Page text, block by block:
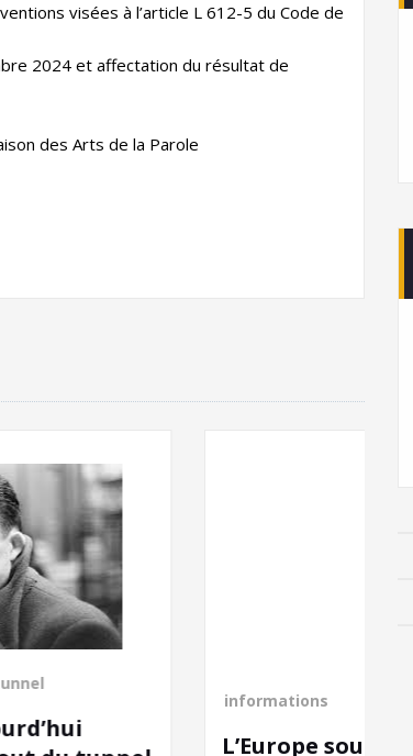
visées à l’article L 612-5 du Code de
2024 et affectation du résultat de
des Arts de la Parole
soutient la Fureur de